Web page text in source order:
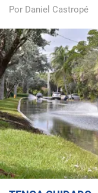
Por Daniel Castropé